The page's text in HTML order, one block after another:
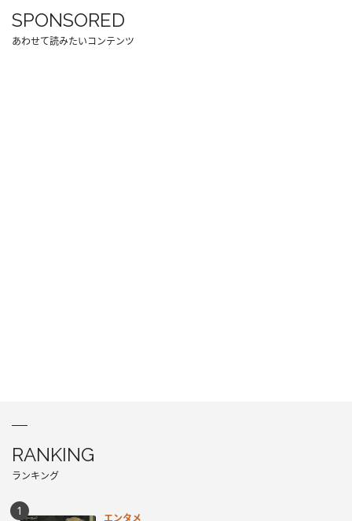
SPONSORED
あわせて読みたいコンテンツ
RANKING
ランキング
エンタメ